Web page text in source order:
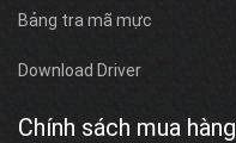
Bảng tra mã mực
Download Driver
Chính sách mua hàng